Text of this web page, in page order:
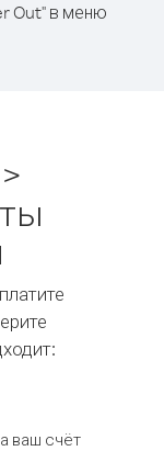
Out" в меню
ваш счёт